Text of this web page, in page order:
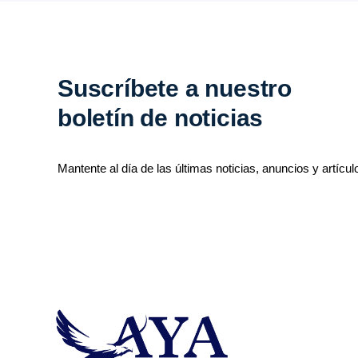
Suscríbete a nuestro
boletín de noticias
Mantente al día de las últimas noticias, anuncios y